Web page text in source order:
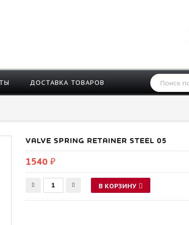
ДОСТАВКА ТОВАРОВ
VALVE SPRING RETAINER STEEL 05
1540 ₽
В КОРЗИНУ